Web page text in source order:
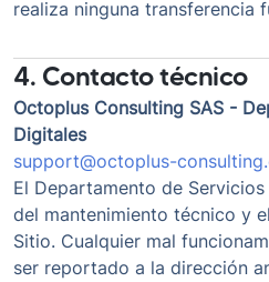
realiza ninguna transferencia
4. Contacto técnico
Octoplus Consulting SAS -
Digitales
support@octoplus-
El Departamento de
del mantenimiento técnico y
Sitio. Cualquier mal
ser reportado a la dirección